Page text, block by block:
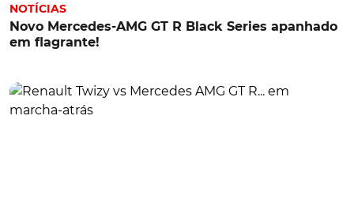
NOTÍCIAS
Novo Mercedes-AMG GT R Black Series apanhado
em flagrante!